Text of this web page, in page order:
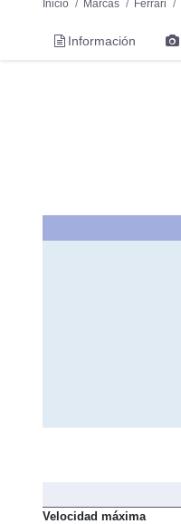
Inicio Marcas Ferrari
Información
Velocidad máxima